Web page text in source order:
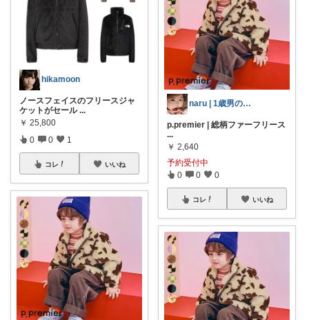
hikamoon
ノースフェイスのフリースジャ
ケットがセール ...
￥ 25,800
0 0 1
コレ いいね
naru | 1歳男の子育児多め
p.premier | 総柄ファーフリース
...
￥ 2,640
予約受付中
0 0 0
コレ いいね